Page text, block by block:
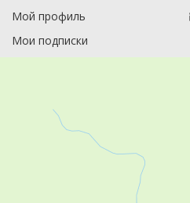
Мой профиль
Мои подписки